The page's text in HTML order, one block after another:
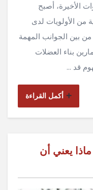
الأخيرة، أصبح
من الأولويات لدى
بين الجوانب المهمة
بناء العضلات
قد ...
أكمل القراءة
يعني أن